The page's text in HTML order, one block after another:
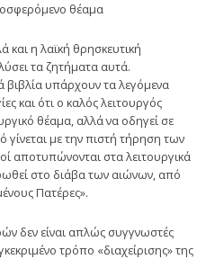
θέαμα
η λαϊκή θρησκευτική
τα ζητήματα αυτά.
βιβλία υπάρχουν τα λεγόμενα
και ότι ο καλός λειτουργός
θέαμα, αλλά να οδηγεί σε
γίνεται με την πιστή τήρηση των
αποτυπώνονται στα λειτουργικά
στο διάβα των αιώνων, από
Πατέρες».
δεν είναι απλώς συγγνωστές
τρόπο «διαχείρισης» της